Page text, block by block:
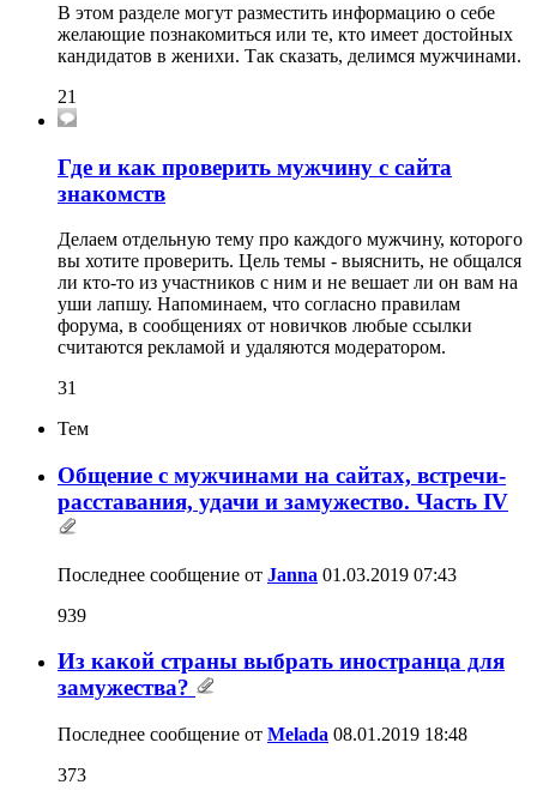
В этом разделе могут разместить информацию о себе
желающие познакомиться или те, кто имеет достойных
кандидатов в женихи. Так сказать, делимся мужчинами.
21
Где и как проверить мужчину с сайта
знакомств
Делаем отдельную тему про каждого мужчину, которого
вы хотите проверить. Цель темы - выяснить, не общался
ли кто-то из участников с ним и не вешает ли он вам на
уши лапшу. Напоминаем, что согласно правилам
форума, в сообщениях от новичков любые ссылки
считаются рекламой и удаляются модератором.
31
Тем
Общение с мужчинами на сайтах, встречи-
расставания, удачи и замужество. Часть IV
Последнее сообщение от Janna 01.03.2019 07:43
939
Из какой страны выбрать иностранца для
замужества?
Последнее сообщение от Melada 08.01.2019 18:48
373